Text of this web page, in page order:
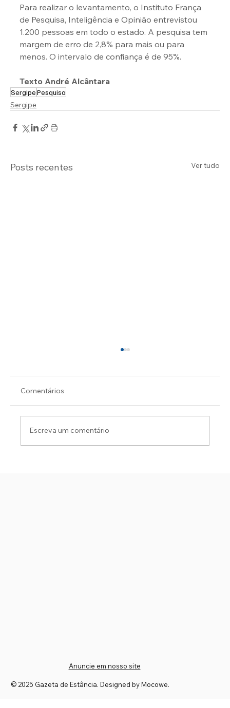
Para realizar o levantamento, o Instituto França
de Pesquisa, Inteligência e Opinião entrevistou
1.200 pessoas em todo o estado. A pesquisa tem
margem de erro de 2,8% para mais ou para
menos. O intervalo de confiança é de 95%.
Texto André Alcântara
SergipePesquisa
Sergipe
Posts recentes Ver tudo
Comentários
Escreva um comentário
Anuncie em nosso site
© 2025 Gazeta de Estância. Designed by Mocowe.